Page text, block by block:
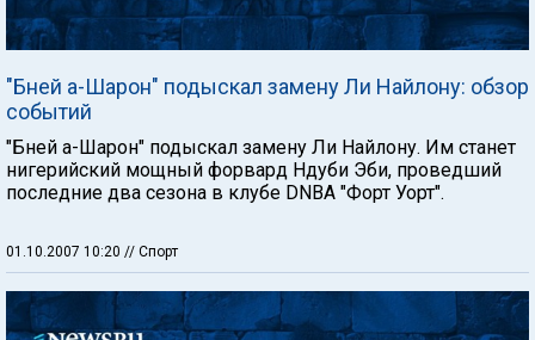
"Бней а-Шарон" подыскал замену Ли Найлону: обзор
событий
"Бней а-Шарон" подыскал замену Ли Найлону. Им станет
нигерийский мощный форвард Ндуби Эби, проведший
последние два сезона в клубе DNBA "Форт Уорт".
01.10.2007 10:20 // Спорт